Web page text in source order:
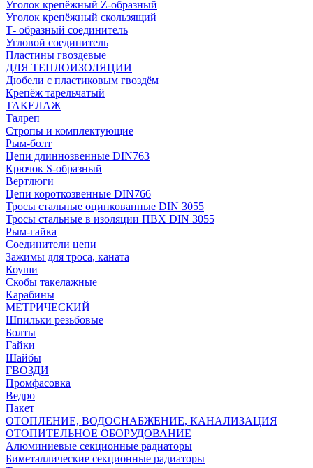
Уголок крепёжный Z-образный
Уголок крепёжный скользящий
Т- образный соединитель
Угловой соединитель
Пластины гвоздевые
ДЛЯ ТЕПЛОИЗОЛЯЦИИ
Дюбели с пластиковым гвоздём
Крепёж тарельчатый
ТАКЕЛАЖ
Талреп
Стропы и комплектующие
Рым-болт
Цепи длиннозвенные DIN763
Крючок S-образный
Вертлюги
Цепи короткозвенные DIN766
Тросы стальные оцинкованные DIN 3055
Тросы стальные в изоляции ПВХ DIN 3055
Рым-гайка
Соединители цепи
Зажимы для троса, каната
Коуши
Скобы такелажные
Карабины
МЕТРИЧЕСКИЙ
Шпильки резьбовые
Болты
Гайки
Шайбы
ГВОЗДИ
Промфасовка
Ведро
Пакет
ОТОПЛЕНИЕ, ВОДОСНАБЖЕНИЕ, КАНАЛИЗАЦИЯ
ОТОПИТЕЛЬНОЕ ОБОРУДОВАНИЕ
Алюминиевые секционные радиаторы
Биметаллические секционные радиаторы